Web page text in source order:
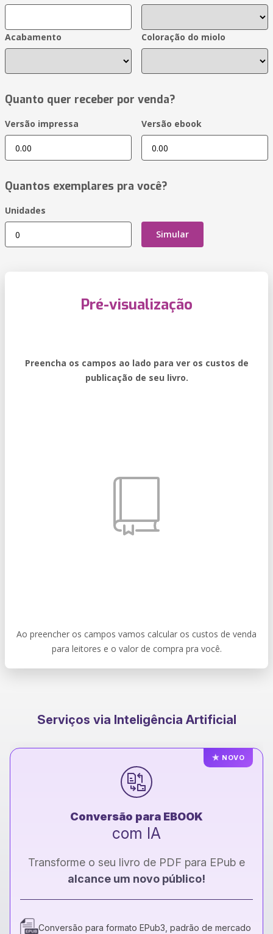
Acabamento Coloração do miolo
Quanto quer receber por venda?
Versão impressa Versão ebook
Quantos exemplares pra você?
Unidades
Simular
Pré-visualização
Preencha os campos ao lado para ver os custos de
publicação de seu livro.
Ao preencher os campos vamos calcular os custos de venda
para leitores e o valor de compra pra você.
Serviços via Inteligência Artificial
★ NOVO
Conversão para EBOOK
com IA
Transforme o seu livro de PDF para EPub e
alcance um novo público!
Conversão para formato EPub3, padrão de mercado